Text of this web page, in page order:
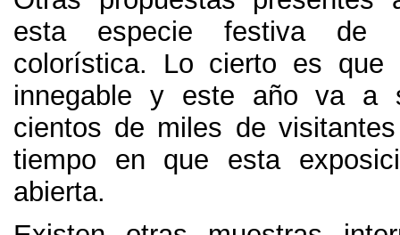
esta especie festiva de
colorística. Lo cierto es que
innegable y este año va a
cientos de miles de
tiempo en que esta
abierta.